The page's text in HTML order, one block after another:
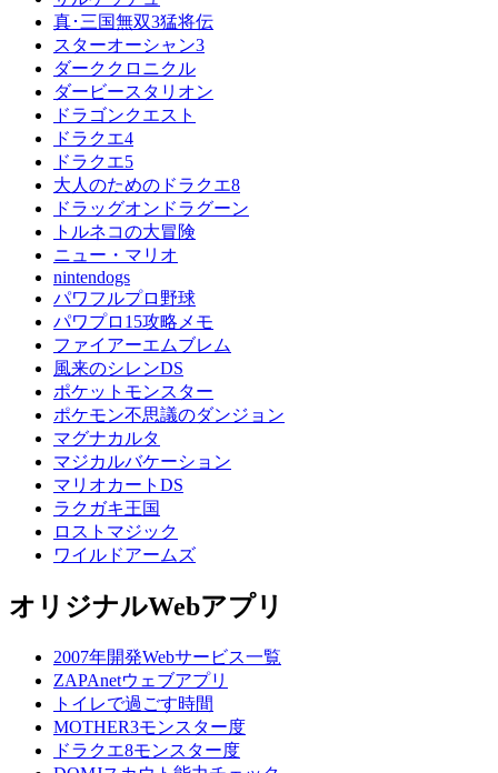
真･三国無双3猛将伝
スターオーシャン3
ダーククロニクル
ダービースタリオン
ドラゴンクエスト
ドラクエ4
ドラクエ5
大人のためのドラクエ8
ドラッグオンドラグーン
トルネコの大冒険
ニュー・マリオ
nintendogs
パワフルプロ野球
パワプロ15攻略メモ
ファイアーエムブレム
風来のシレンDS
ポケットモンスター
ポケモン不思議のダンジョン
マグナカルタ
マジカルバケーション
マリオカートDS
ラクガキ王国
ロストマジック
ワイルドアームズ
オリジナルWebアプリ
2007年開発Webサービス一覧
ZAPAnetウェブアプリ
トイレで過ごす時間
MOTHER3モンスター度
ドラクエ8モンスター度